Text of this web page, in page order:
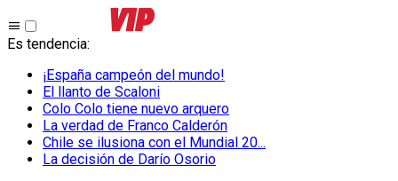
Es tendencia:
¡España campeón del mundo!
El llanto de Scaloni
Colo Colo tiene nuevo arquero
La verdad de Franco Calderón
Chile se ilusiona con el Mundial 20...
La decisión de Darío Osorio